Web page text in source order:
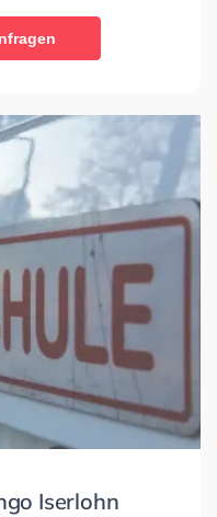
Iserlohn